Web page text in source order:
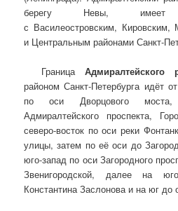
берегу Невы, имеет
с Василеостровским, Кировским,
и Центральным районами Санкт-
ГраницаАдмиралтейского
районом Санкт-Петербурга идёт
по оси Дворцового моста,
Адмиралтейского проспекта,
северо-восток по оси реки
улицы, затем по её оси до
юго-запад по оси Загородного
Звенигородской, далее на
Константина Заслонова и на юг до